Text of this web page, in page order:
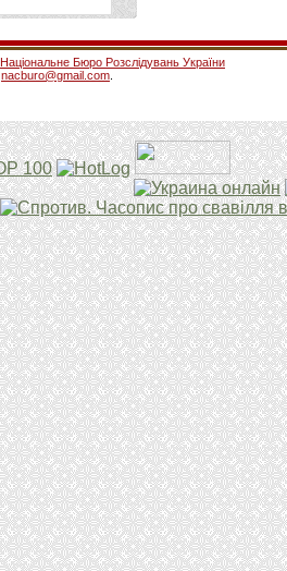
Національне Бюро Розслідувань України
nacburo@gmail.com